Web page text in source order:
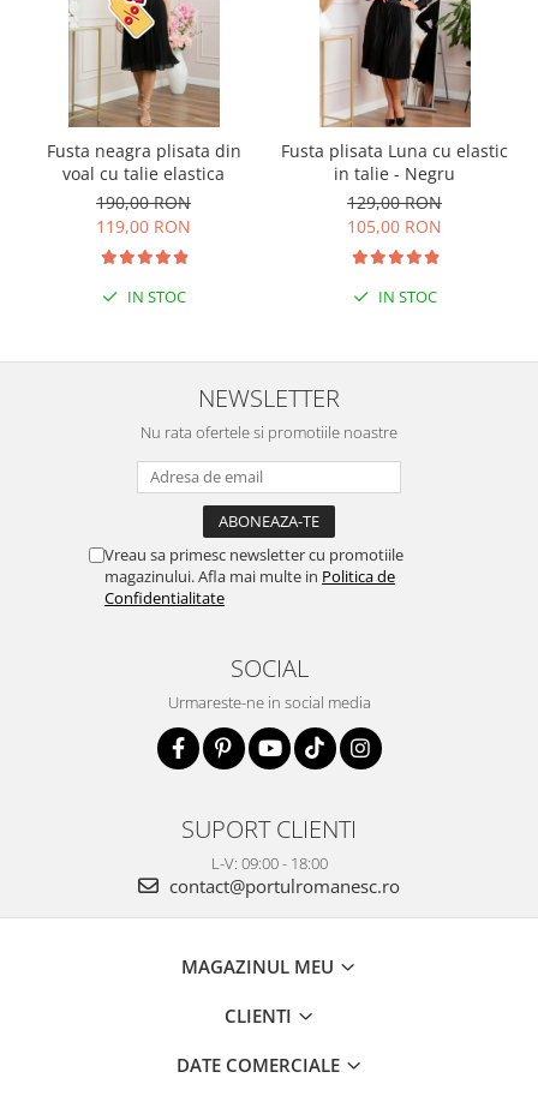
Fusta neagra plisata din
voal cu talie elastica
190,00 RON
119,00 RON
IN STOC
Fusta plisata Luna cu elastic
in talie - Negru
129,00 RON
105,00 RON
IN STOC
NEWSLETTER
Nu rata ofertele si promotiile noastre
Vreau sa primesc newsletter cu promotiile
magazinului. Afla mai multe in Politica de
Confidentialitate
SOCIAL
Urmareste-ne in social media
SUPORT CLIENTI
L-V: 09:00 - 18:00
contact@portulromanesc.ro
MAGAZINUL MEU
CLIENTI
DATE COMERCIALE